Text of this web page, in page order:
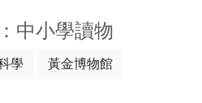
中小學讀物
學 黃金博物館